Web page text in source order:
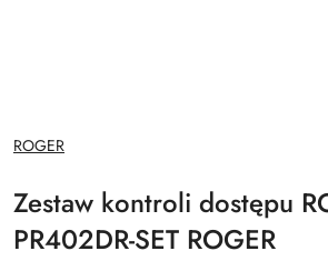
NAZWA
PRODUCENTA:
ROGER
Zestaw kontroli dostępu
PR402DR-SET ROGER